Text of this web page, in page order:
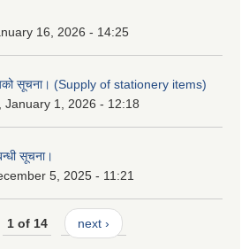
16, 2026 - 14:25
सूचना। (Supply of stationery items)
January 1, 2026 - 12:18
सूचना।
5, 2025 - 11:21
1 of 14 next ›